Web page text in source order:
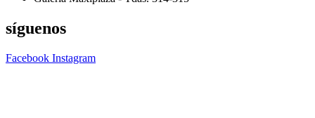
síguenos
Facebook Instagram